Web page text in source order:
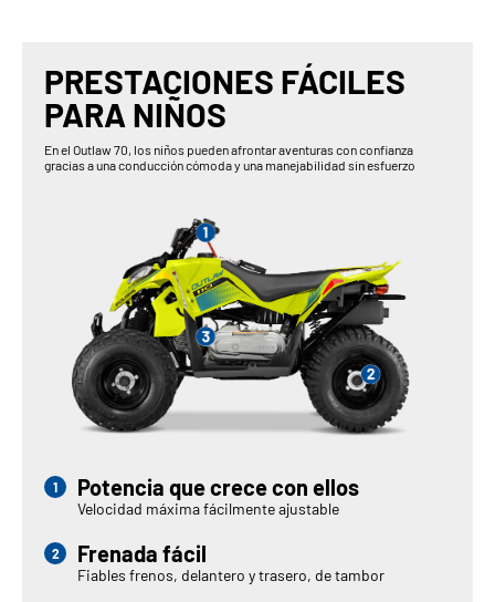
PRESTACIONES FÁCILES
PARA NIÑOS
En el Outlaw 70, los niños pueden afrontar aventuras con confianza
gracias a una conducción cómoda y una manejabilidad sin esfuerzo
Potencia que crece con ellos
Velocidad máxima fácilmente ajustable
Frenada fácil
Fiables frenos, delantero y trasero, de tambor